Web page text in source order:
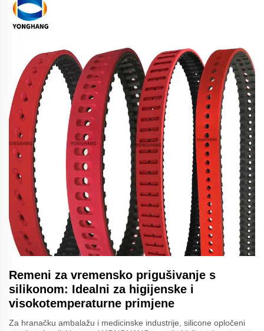
Remeni za vremensko prigušivanje s
silikonom: Idealni za higijenske i
visokotemperaturne primjene
Za hranačku ambalažu i medicinske industrije, silicone opločeni